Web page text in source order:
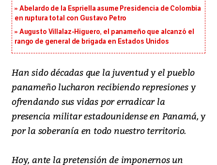
Abelardo de la Espriella asume Presidencia de Colombia
en ruptura total con Gustavo Petro
Augusto Villalaz-Higuero, el panameño que alcanzó el
rango de general de brigada en Estados Unidos
Han sido décadas que la juventud y el pueblo
panameño lucharon recibiendo represiones y
ofrendando sus vidas por erradicar la
presencia militar estadounidense en Panamá, y
por la soberanía en todo nuestro territorio.
Hoy, ante la pretensión de imponernos un